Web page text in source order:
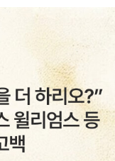
일생일대의 숙제로
가 들수록 그들은 우
멀리하게 된다. 하지
하여 억지로 남성우
이 이루어지는 맥락
오늘날 남성에게 필
는 말한다.“친구를
을 대야 나라다운
보고 살피는 길로 바
게 해야 하는지 스스
래·파란놀(최종규)
책숲, 숲노래”라는
·책박물관을 꾸립니
어른 유고’를 갈무
《들꽃내음 따라 걷다